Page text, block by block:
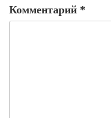
Комментарий *